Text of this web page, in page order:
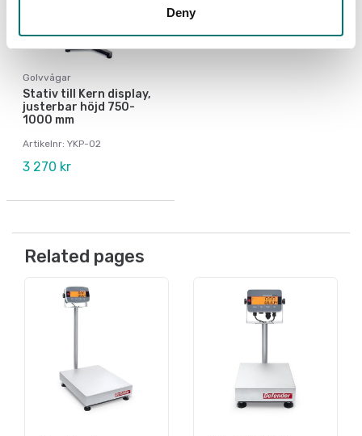
Deny
Golvvågar
Stativ till Kern display,
justerbar höjd 750-
1000 mm
Artikelnr: YKP-02
3 270 kr
Related pages